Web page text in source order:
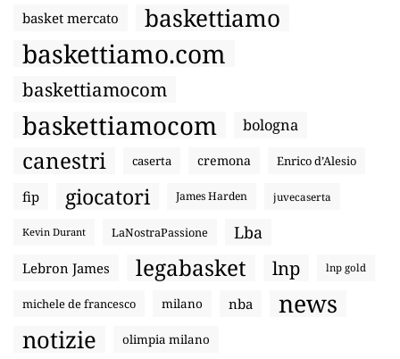
basket mercato baskettiamo
baskettiamo.com
baskettiamocom
baskettiamocom bologna
canestri caserta cremona Enrico d’Alesio
fip giocatori James Harden juvecaserta
Kevin Durant LaNostraPassione Lba
Lebron James legabasket lnp lnp gold
michele de francesco milano nba news
notizie olimpia milano